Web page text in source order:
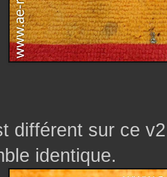
différent sur ce
identique.